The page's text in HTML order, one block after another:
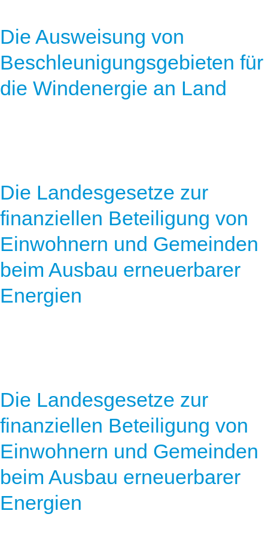
Die Ausweisung von
Beschleunigungsgebieten für
die Windenergie an Land
Die Landesgesetze zur
finanziellen Beteiligung von
Einwohnern und Gemeinden
beim Ausbau erneuerbarer
Energien
Die Landesgesetze zur
finanziellen Beteiligung von
Einwohnern und Gemeinden
beim Ausbau erneuerbarer
Energien